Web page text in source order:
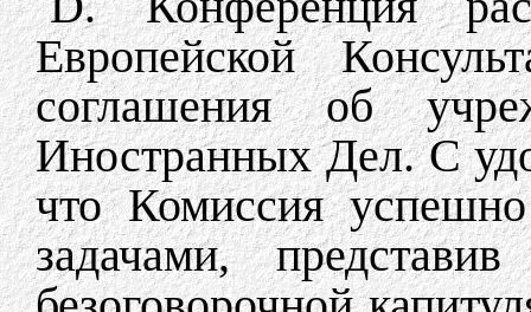
Европейской
соглашения об
Иностранных Дел. С
что Комиссия
задачами,